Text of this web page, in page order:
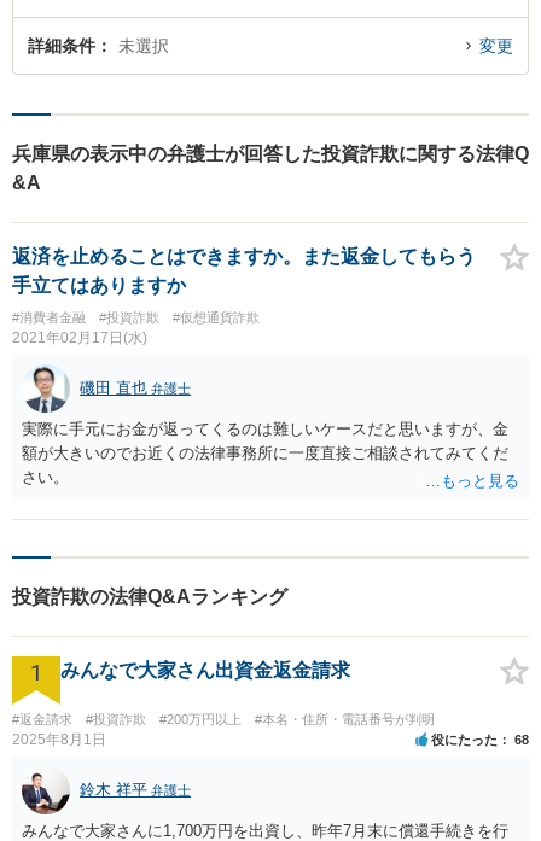
詳細条件 未選択 変更
兵庫県の表示中の弁護士が回答した投資詐欺に関する法律Q
&A
返済を止めることはできますか。また返金してもらう
手立てはありますか
#消費者金融 #投資詐欺 #仮想通貨詐欺
2021年02月17日(水)
磯田 直也 弁護士
実際に手元にお金が返ってくるのは難しいケースだと思いますが、金
額が大きいのでお近くの法律事務所に一度直接ご相談されてみてくだ
さい。
投資詐欺の法律Q&Aランキング
1 みんなで大家さん出資金返金請求
#返金請求 #投資詐欺 #200万円以上 #本名・住所・電話番号が判明
2025年8月1日 役にたった 68
鈴木 祥平 弁護士
みんなで大家さんに1,700万円を出資し、昨年7月末に償還手続きを行